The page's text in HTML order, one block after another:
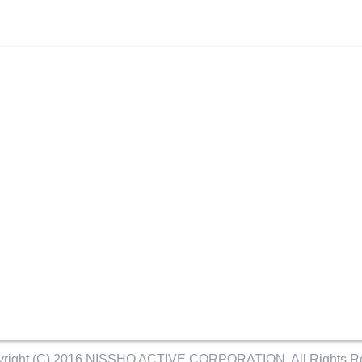
(C) 2016 NISSHO ACTIVE CORPORATION. All Rights